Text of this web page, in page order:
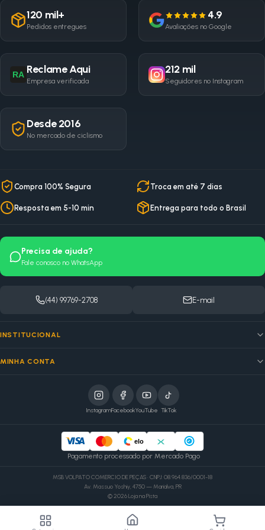
120 mil+
Pedidos entregues
4.9
Avaliações no Google
RA Reclame Aqui
Empresa verificada
212 mil
Seguidores no Instagram
Desde 2016
No mercado de ciclismo
Compra 100% Segura Troca em até 7 dias
Resposta em 5-10 min Entrega para todo o Brasil
Precisa de ajuda?
Fale conosco no WhatsApp
(44) 99769-2708 E-mail
INSTITUCIONAL
MINHA CONTA
InstagramFacebookYouTube TikTok
elo
Pagamento processado por Mercado Pago
MSB VOLPATO COMERCIO DE PEÇAS · CNPJ: 08.964.836/0001-18
Av. Massuo Yoshiy, 4750 — Marialva, PR
©2026Loja na Pista